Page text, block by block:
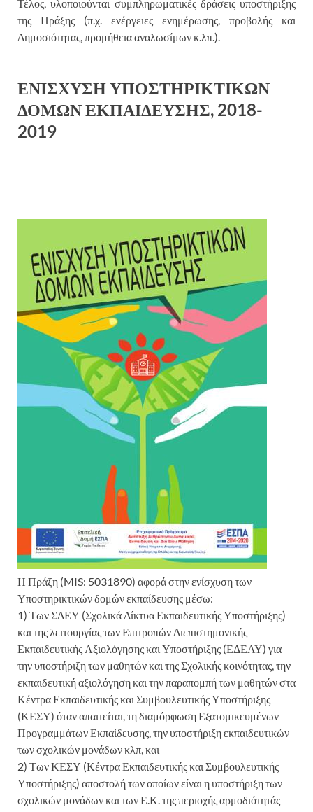
Τέλος, υλοποιούνται συμπληρωματικές δράσεις υποστήριξης
της Πράξης (π.χ. ενέργειες ενημέρωσης, προβολής και
Δημοσιότητας, προμήθεια αναλωσίμων κ.λπ.).
ΕΝΙΣΧΥΣΗ ΥΠΟΣΤΗΡΙΚΤΙΚΩΝ
ΔΟΜΩΝ ΕΚΠΑΙΔΕΥΣΗΣ, 2018-
2019
Η Πράξη (MIS: 5031890) αφορά στην ενίσχυση των
Υποστηρικτικών δομών εκπαίδευσης μέσω:
1) Των ΣΔΕΥ (Σχολικά Δίκτυα Εκπαιδευτικής Υποστήριξης)
και της λειτουργίας των Επιτροπών Διεπιστημονικής
Εκπαιδευτικής Αξιολόγησης και Υποστήριξης (ΕΔΕΑΥ) για
την υποστήριξη των μαθητών και της Σχολικής κοινότητας, την
εκπαιδευτική αξιολόγηση και την παραπομπή των μαθητών στα
Κέντρα Εκπαιδευτικής και Συμβουλευτικής Υποστήριξης
(ΚΕΣΥ) όταν απαιτείται, τη διαμόρφωση Εξατομικευμένων
Προγραμμάτων Εκπαίδευσης, την υποστήριξη εκπαιδευτικών
των σχολικών μονάδων κλπ, και
2) Των ΚΕΣΥ (Κέντρα Εκπαιδευτικής και Συμβουλευτικής
Υποστήριξης) αποστολή των οποίων είναι η υποστήριξη των
σχολικών μονάδων και των Ε.Κ. της περιοχής αρμοδιότητάς